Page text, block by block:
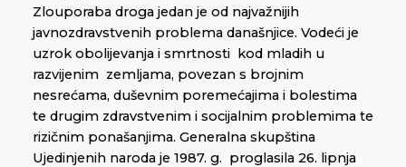
Zlouporaba droga jedan je od najvažnijih
javnozdravstvenih problema današnjice. Vodeći je
uzrok obolijevanja i smrtnosti kod mladih u
razvijenim zemljama, povezan s brojnim
nesrećama, duševnim poremećajima i bolestima
te drugim zdravstvenim i socijalnim problemima te
rizičnim ponašanjima. Generalna skupština
Ujedinjenih naroda je 1987. g. proglasila 26. lipnja